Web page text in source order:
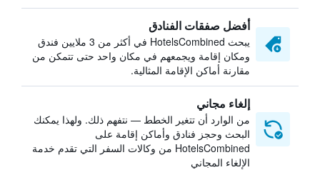
أفضل صفقات الفنادق
يبحث HotelsCombined في أكثر من 3 ملايين فندق
ومكان إقامة ويجمعهم في مكان واحد حتى تتمكن من
مقارنة أماكن الإقامة المثالية.
إلغاء مجاني
من الوارد أن تتغير الخطط — نتفهم ذلك. ولهذا يمكنك
البحث وحجز فنادق وأماكن إقامة على
HotelsCombined من وكالات السفر التي تقدم خدمة
الإلغاء المجاني